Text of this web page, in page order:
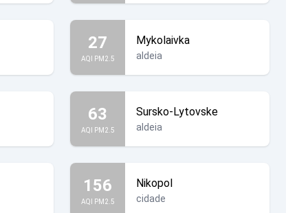
27
AQI PM2.5
Mykolaivka
aldeia
63
AQI PM2.5
Sursko-Lytovske
aldeia
156
AQI PM2.5
Nikopol
cidade